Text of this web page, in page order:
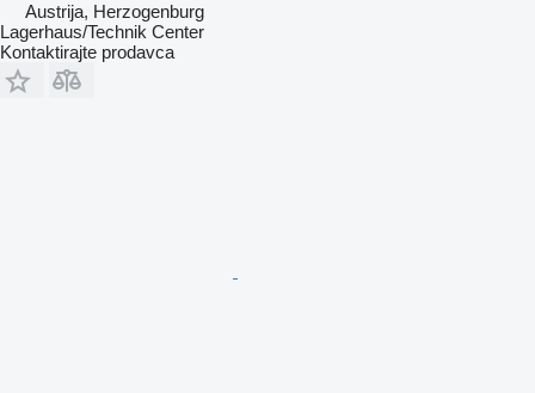
Austrija, Herzogenburg
Lagerhaus/Technik Center
Kontaktirajte prodavca